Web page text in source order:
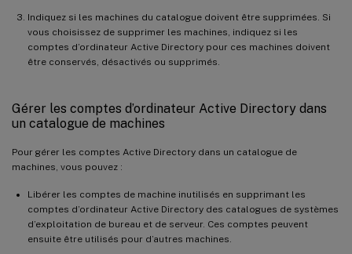
Indiquez si les machines du catalogue doivent être supprimées. Si
vous choisissez de supprimer les machines, indiquez si les
comptes d’ordinateur Active Directory pour ces machines doivent
être conservés, désactivés ou supprimés.
Gérer les comptes d’ordinateur Active Directory dans
un catalogue de machines
Pour gérer les comptes Active Directory dans un catalogue de
machines, vous pouvez :
Libérer les comptes de machine inutilisés en supprimant les
comptes d’ordinateur Active Directory des catalogues de systèmes
d’exploitation de bureau et de serveur. Ces comptes peuvent
ensuite être utilisés pour d’autres machines.